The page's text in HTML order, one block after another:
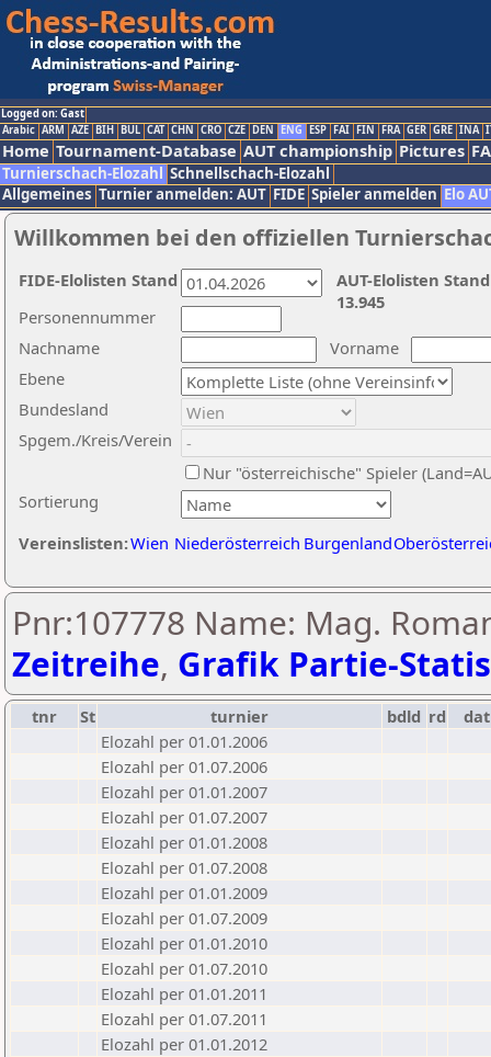
Logged on: Gast
Arabic ARM AZE BIH BUL CAT CHN CRO CZE DEN ENG ESP FAI FIN FRA GER GRE INA
Home Tournament-Database AUT championship Pictures
Turnierschach-Elozahl Schnellschach-Elozahl
Allgemeines Turnier anmelden: AUT FIDE Spieler anmelden Elo
Willkommen bei den offiziellen
Nachname
Vorname
Ebene
Sortierung
Personennummer
Bundesland
Spgem./Kreis/Verein
Nur "österreichische" Spieler
Vereinslisten:Wien Niederösterreich Burgenland
AUT-Elolisten
13.945
FIDE-Elolisten Stand
Pnr:107778 Name: Mag.
Zeitreihe, Grafik Partie-
tnr St turnier bdld rd
Elozahl per 01.01.2006
Elozahl per 01.07.2006
Elozahl per 01.01.2007
Elozahl per 01.07.2007
Elozahl per 01.01.2008
Elozahl per 01.07.2008
Elozahl per 01.01.2009
Elozahl per 01.07.2009
Elozahl per 01.01.2010
Elozahl per 01.07.2010
Elozahl per 01.01.2011
Elozahl per 01.07.2011
Elozahl per 01.01.2012